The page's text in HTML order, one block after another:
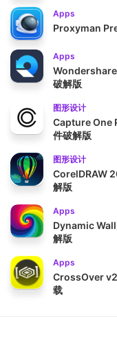
Apps
Proxyman
Apps
破解版
图形设计
Capture One
件破解版
图形设计
CorelDRAW
解版
Apps
Dynamic
解版
Apps
CrossOver
载